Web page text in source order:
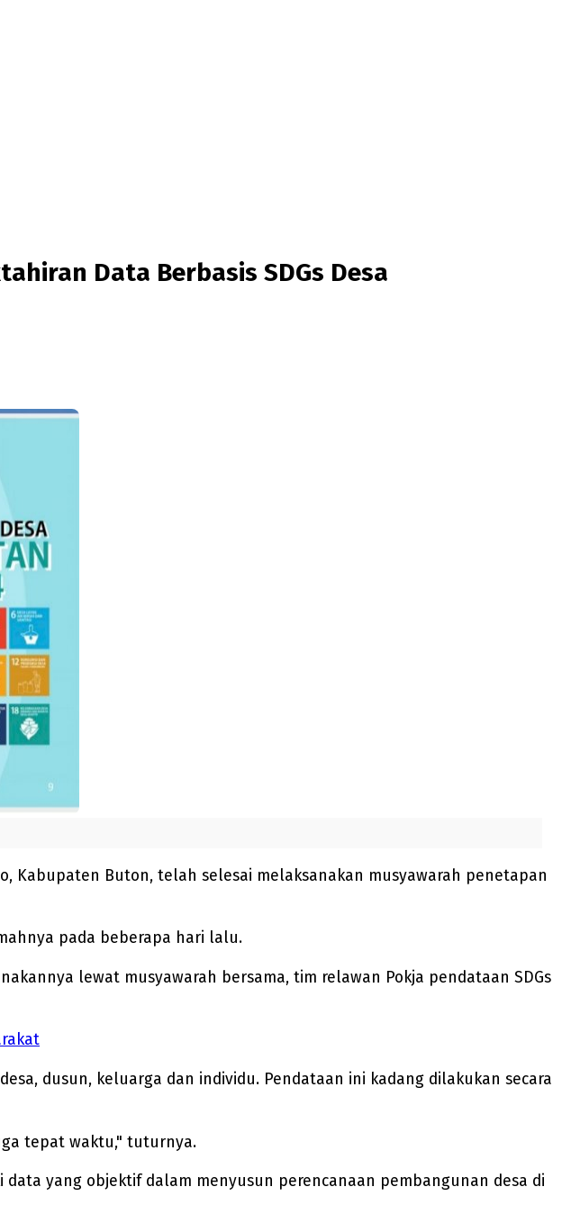
Data Berbasis SDGs Desa
Kabupaten Buton, telah selesai melaksanakan musyawarah penetapan
pada beberapa hari lalu.
lewat musyawarah bersama, tim relawan Pokja pendataan SDGs
dusun, keluarga dan individu. Pendataan ini kadang dilakukan secara
tepat waktu," tuturnya.
data yang objektif dalam menyusun perencanaan pembangunan desa di